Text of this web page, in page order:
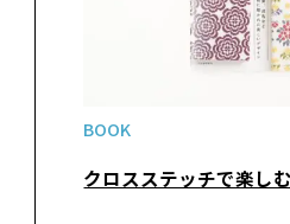
BOOK
クロスステッチで楽し